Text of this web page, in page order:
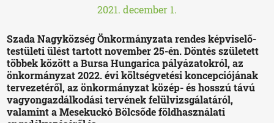
2021. december 1.
Szada Nagyközség Önkormányzata rendes képviselő-
testületi ülést tartott november 25-én. Döntés született
többek között a Bursa Hungarica pályázatokról, az
önkormányzat 2022. évi költségvetési koncepciójának
tervezetéről, az önkormányzat közép- és hosszú távú
vagyongazdálkodási tervének felülvizsgálatáról,
valamint a Mesekuckó Bölcsőde földhasználati